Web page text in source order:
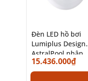
Đèn LED hồ bơi
Lumiplus Design
AstralPool nhập
khẩu chính hãng
15.436.000₫